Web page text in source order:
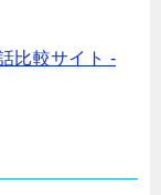
比較サイト -